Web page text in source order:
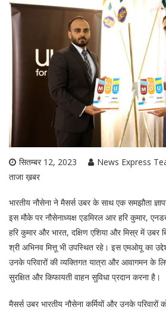
सितम्बर 12, 2023 News Express
ताजा ख़बर
भारतीय नौसेना ने मैसर्स उबर के साथ एक समझौता
इस मौके पर नौसेनाध्यक्ष एडमिरल आर हरि कुमार,
हरि कुमार और भारत, दक्षिण एशिया और मिस्र में
श्री अभिनव मित्तू भी उपस्थित रहे। इस एमओयू का
उनके परिवारों की व्यक्तिगत यात्रा और आवागमन के
सुरक्षित और किफायती वाहन सुविधा प्रदान करना है।
मैसर्स उबर भारतीय नौसेना कर्मियों और उनके परिवारों